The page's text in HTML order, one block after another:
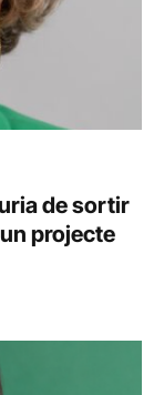
de sortir
projecte